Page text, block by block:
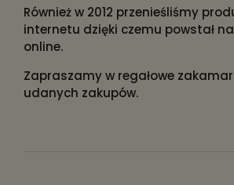
Również w 2012 przenieśliśmy
internetu dzięki czemu powstał
online.
Zapraszamy w regałowe
udanych zakupów.